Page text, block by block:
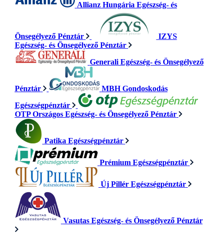
Allianz Hungária Egészség- és
Önsegélyező Pénztár
IZYS
Egészség- és Önsegélyező Pénztár
Generali Egészség- és Önsegélyező
Pénztár
MBH Gondoskodás
Egészségpénztár
OTP Országos Egészség- és Önsegélyező Pénztár
Patika Egészségpénztár
Prémium Egészségpénztár
Új Pillér Egészségpénztár
Vasutas Egészség- és Önsegélyező Pénztár